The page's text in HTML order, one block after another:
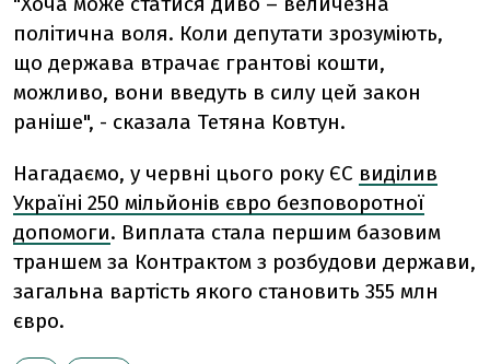
політична воля. Коли депутати зрозуміють,
що держава втрачає грантові кошти,
можливо, вони введуть в силу цей закон
раніше", - сказала Тетяна Ковтун.
Нагадаємо, у червні цього року ЄС виділив
Україні 250 мільйонів євро безповоротної
допомоги. Виплата стала першим базовим
траншем за Контрактом з розбудови держави,
загальна вартість якого становить 355 млн
євро.